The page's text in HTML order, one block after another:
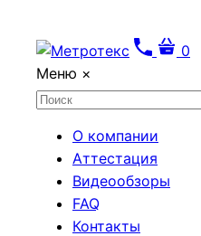
0
Меню ×
О компании
Аттестация
Видеообзоры
FAQ
Контакты